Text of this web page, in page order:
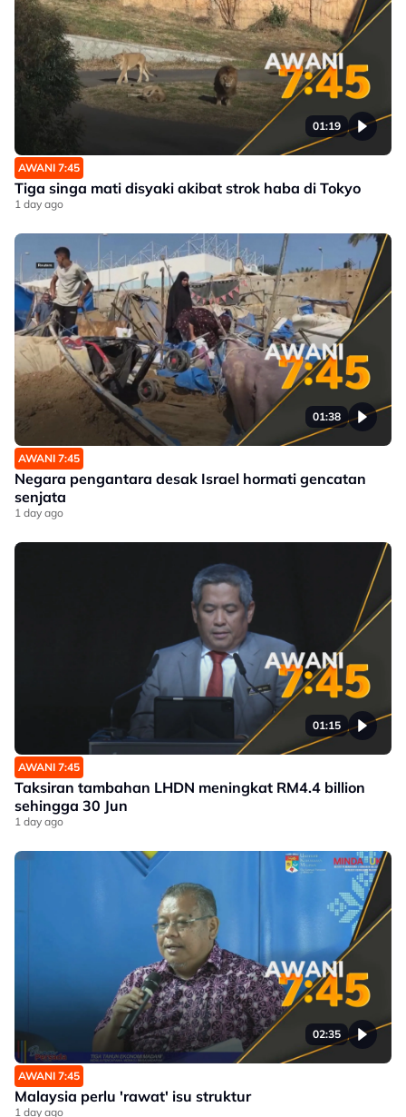
01:19
AWANI 7:45
Tiga singa mati disyaki akibat strok haba di Tokyo
1 day ago
01:38
AWANI 7:45
Negara pengantara desak Israel hormati gencatan
senjata
1 day ago
01:15
AWANI 7:45
Taksiran tambahan LHDN meningkat RM4.4 billion
sehingga 30 Jun
1 day ago
02:35
AWANI 7:45
Malaysia perlu 'rawat' isu struktur
1 day ago